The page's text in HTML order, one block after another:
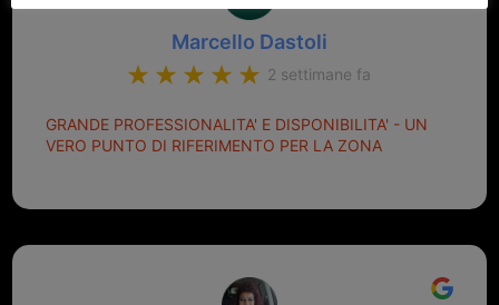
Marcello Dastoli
2 settimane fa
GRANDE PROFESSIONALITA' E DISPONIBILITA' - UN
VERO PUNTO DI RIFERIMENTO PER LA ZONA